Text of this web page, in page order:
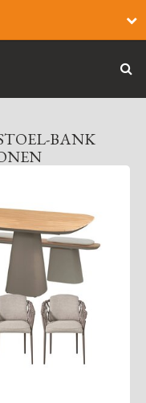
BANK